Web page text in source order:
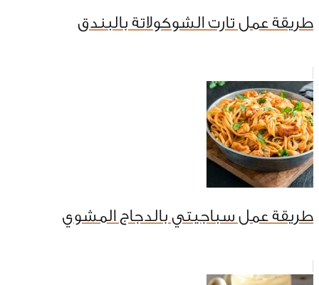
طريقة عمل تارت الشوكولاتة بالبندق
طريقة عمل سباجيتي بالدجاج المشوي